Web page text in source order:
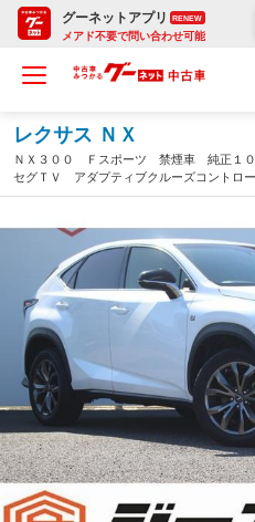
グーネットアプリ RENEW
メアド不要で問い合わせ可能
レクサス ＮＸ
ＮＸ３００ Ｆスポーツ 禁煙車 純正１
セグＴＶ アダプティブクルーズコント
イドカメラ 電動リアゲート パドルシフ